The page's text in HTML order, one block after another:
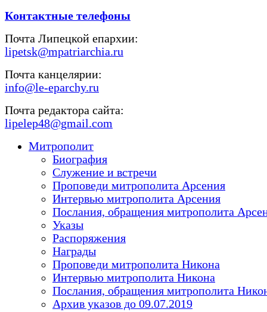
Контактные телефоны
Почта Липецкой епархии:
lipetsk@mpatriarchia.ru
Почта канцелярии:
info@le-eparchy.ru
Почта редактора сайта:
lipelep48@gmail.com
Митрополит
Биография
Служение и встречи
Проповеди митрополита Арсения
Интервью митрополита Арсения
Послания, обращения митрополита
Указы
Распоряжения
Награды
Проповеди митрополита Никона
Интервью митрополита Никона
Послания, обращения митрополита
Архив указов до 09.07.2019